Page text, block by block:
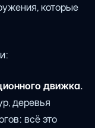
которые
движка.
деревья
всё это